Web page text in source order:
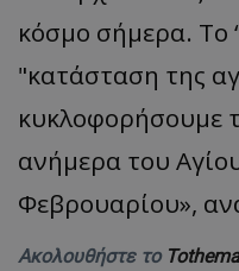
κόσμο σήμερα. Το
"κατάσταση της
κυκλοφορήσουμε
ανήμερα του
Φεβρουαρίου»,
Ακολουθήστε το